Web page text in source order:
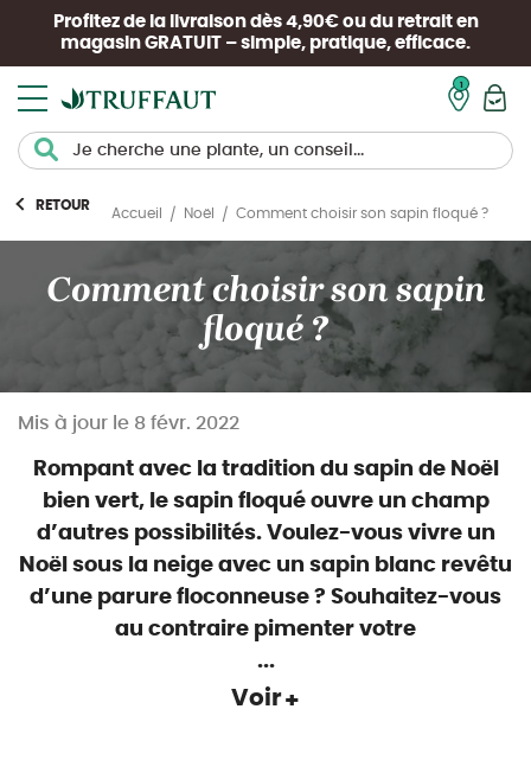
Profitez de la livraison dès 4,90€ ou du retrait en
magasin GRATUIT – simple, pratique, efficace.
RETOUR
Accueil Noël Comment choisir son sapin floqué ?
Comment choisir son sapin
floqué ?
Mis à jour le 8 févr. 2022
Rompant avec la tradition du sapin de Noël
bien vert, le sapin floqué ouvre un champ
d’autres possibilités. Voulez-vous vivre un
Noël sous la neige avec un sapin blanc revêtu
d’une parure floconneuse ? Souhaitez-vous
au contraire pimenter votre
...
Voir